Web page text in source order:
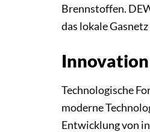
Brennstoffen.
das lokale
Technologische
moderne
Entwicklung von